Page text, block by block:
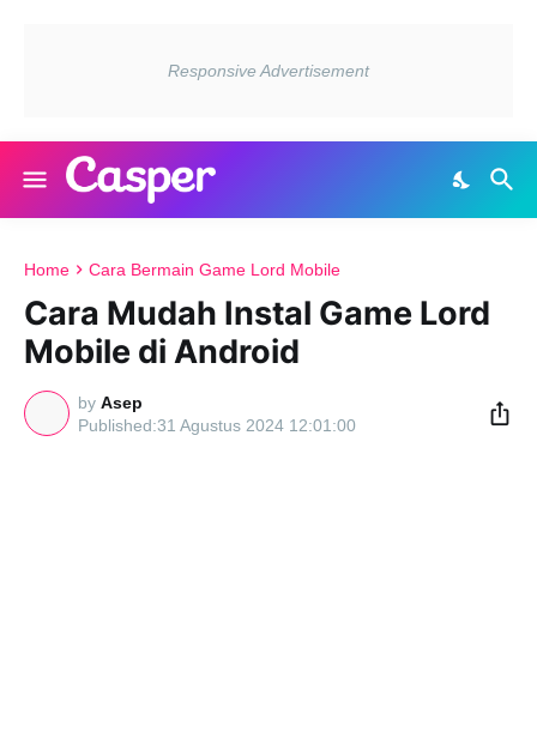
Home Cara Bermain Game Lord Mobile
Cara Mudah Instal Game Lord
Mobile di Android
by Asep
31 Agustus 2024 12:01:00